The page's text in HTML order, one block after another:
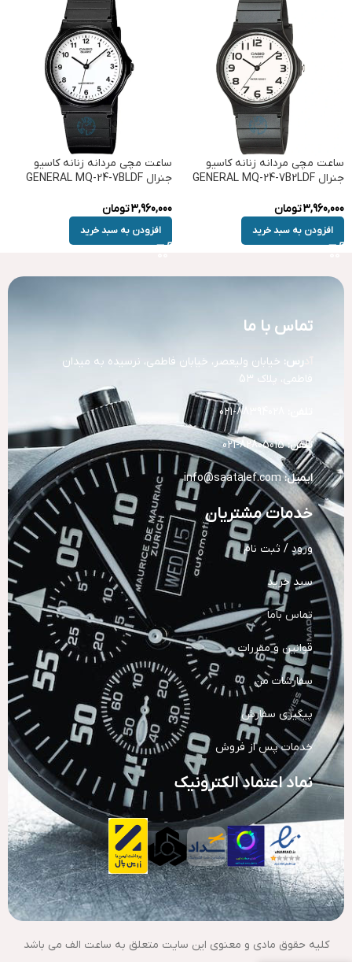
ساعت مچی مردانه زنانه کاسیو
جنرال GENERAL MQ-24-7B2LDF
3,960,000تومان
افزودن به سبد خرید
ساعت مچی مردانه زنانه کاسیو
جنرال GENERAL MQ-24-7BLDF
3,960,000تومان
افزودن به سبد خرید
تماس با ما
رس: خیابان ولیعصر، خیابان فاطمی، نرسیده به میدان
فاطمی، پلاک 53
تلفن:82805015-021
ایمیل: info@saatalef.com
خدمات مشتریان
ورود / ثبت نام
سبد خرید
تماس باما
قوانین و مقررات
سفارشات من
پیگیری سفارش
خدمات پس از فروش
نماد اعتماد الکترونیک
کلیه حقوق مادی و معنوی این سایت متعلق به ساعت الف می باشد